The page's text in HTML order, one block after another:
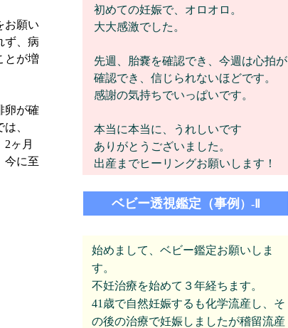
お願い
ず、病
とが増
卵が確
、
2ヶ月
今に至
初めての妊娠で、オロオロ。
大大感激でした。
先週、胎嚢を確認でき、今週は心拍が
確認でき、信じられないほどです。
感謝の気持ちでいっぱいです。
本当に本当に、うれしいです
ありがとうございました。
出産までヒーリングお願いします！
ベビー透視鑑定（事例 ）-Ⅱ
始めまして、ベビー鑑定お願いしま
す。
不妊治療を始めて３年経ちます。
41歳で自然妊娠するも化学流産し、そ
の後の治療で妊娠しましたが稽留流産